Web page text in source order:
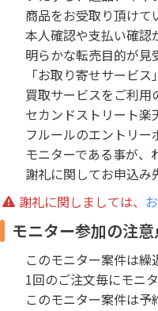
商品をお受取り頂けて
本人確認や支払い確認
明らかな転売目的が見
「お取り寄せサービ
買取サービスをご利用
セカンドストリート楽
フルールのエントリ
モニターである事が、
謝礼に関してお申込
謝礼に関しましては、
モニター参加の注意
このモニター案件は繰
1回のご注文毎にモニ
このモニター案件は予